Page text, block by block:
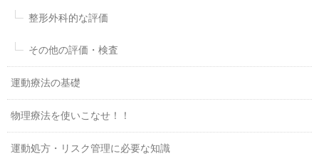
整形外科的な評価
その他の評価・検査
運動療法の基礎
物理療法を使いこなせ！！
運動処方・リスク管理に必要な知識